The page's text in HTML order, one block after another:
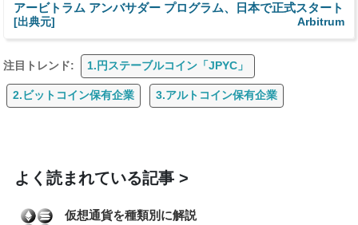
アービトラム アンバサダー プログラム、日本で正式スタート
[出典元] Arbitrum
注目トレンド: 1.円ステーブルコイン「JPYC」
2.ビットコイン保有企業 3.アルトコイン保有企業
よく読まれている記事
仮想通貨を種類別に解説